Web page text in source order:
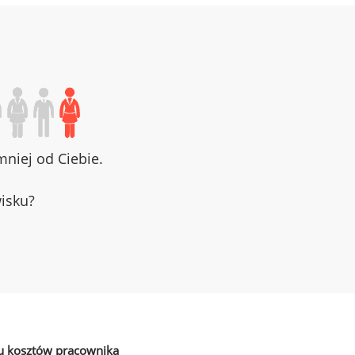
od Ciebie.
kosztów pracownika